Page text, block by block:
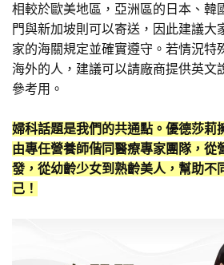
相較於歐美地區，亞洲區的日本、韓
門與新加坡則可以寄送，因此建議大
家的海關規定並確實遵守。若情況特
海外的人，建議可以請廠商提供英文
參考用。
婦科話題是我們的共通點。優德莎莉
由專任營養師偕同醫療專家團隊，從
發，從幼齡少女到熟齡美人，幫助不
己！